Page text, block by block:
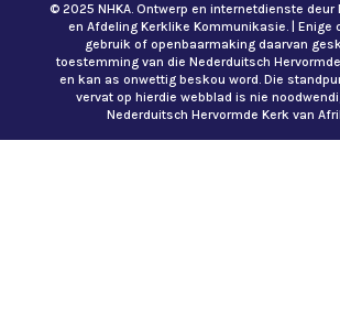
© 2025 NHKA. Ontwerp en internetdienste deur
en Afdeling Kerklike Kommunikasie. | Enige
gebruik of openbaarmaking daarvan
toestemming van die Nederduitsch
en kan as onwettig beskou word. Die
vervat op hierdie webblad is nie
Nederduitsch Hervormde Kerk van